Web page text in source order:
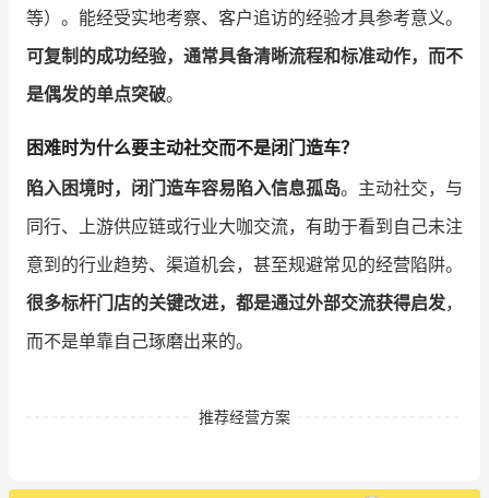
等）。能经受实地考察、客户追访的经验才具参考意义。
可复制的成功经验，通常具备清晰流程和标准动作，而不
是偶发的单点突破。
困难时为什么要主动社交而不是闭门造车？
陷入困境时，闭门造车容易陷入信息孤岛。主动社交，与
同行、上游供应链或行业大咖交流，有助于看到自己未注
意到的行业趋势、渠道机会，甚至规避常见的经营陷阱。
很多标杆门店的关键改进，都是通过外部交流获得启发，
而不是单靠自己琢磨出来的。
推荐经营方案